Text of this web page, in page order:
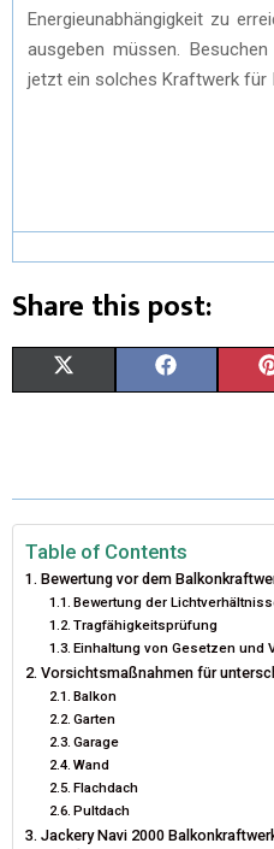
Energieunabhängigkeit zu
ausgeben müssen.
jetzt ein solches Kraftwerk für
Share this post:
W
T
T
E
R
)
E
O
O
K
Table of Contents
Bewertung vor dem
Bewertung der
Tragfähigkeitsprüfung
Einhaltung von Gesetzen und
Vorsichtsmaßnahmen für
Balkon
Garten
Garage
Wand
Flachdach
Pultdach
Jackery Navi 2000